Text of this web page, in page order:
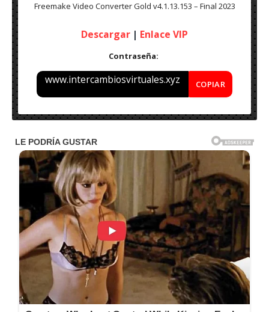
Freemake Video Converter Gold v4.1.13.153 – Final 2023
Descargar | Enlace VIP
Contraseña:
www.intercambiosvirtuales.xyz COPIAR
Nombre: Freemake Video Converter Gold v4.1.13.153 –
Final 2023
Idioma: Español – Multi
Medicina: Serial – Licencia
Tamaño: 40 MB
S.O: Windows